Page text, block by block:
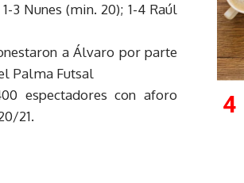
3 Nunes (min. 20); 1-4 Raúl
a Álvaro por parte
Palma Futsal
espectadores con aforo
21.